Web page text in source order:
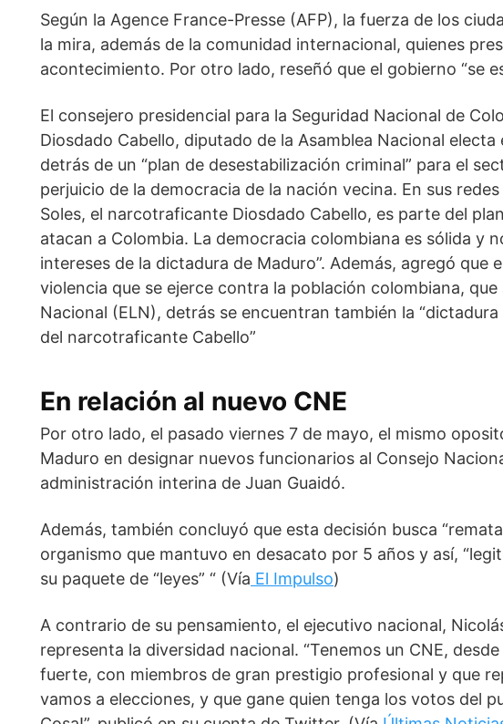
Según la Agence France-Presse (AFP), la fuerza de los
la mira, además de la comunidad internacional, quienes
acontecimiento. Por otro lado, reseñó que el gobierno “se
El consejero presidencial para la Seguridad Nacional de
Diosdado Cabello, diputado de la Asamblea Nacional
detrás de un “plan de desestabilización criminal” para el
perjuicio de la democracia de la nación vecina. En sus
Soles, el narcotraficante Diosdado Cabello, es parte del
atacan a Colombia. La democracia colombiana es sólida y
intereses de la dictadura de Maduro”. Además, agregó
violencia que se ejerce contra la población colombiana,
Nacional (ELN), detrás se encuentran también la
del narcotraficante Cabello”
En relación al nuevo CNE
Por otro lado, el pasado viernes 7 de mayo, el mismo
Maduro en designar nuevos funcionarios al Consejo
administración interina de Juan Guaidó.
Además, también concluyó que esta decisión busca
organismo que mantuvo en desacato por 5 años y así,
su paquete de “leyes” “ (Vía El Impulso)
A contrario de su pensamiento, el ejecutivo nacional,
representa la diversidad nacional. “Tenemos un CNE,
fuerte, con miembros de gran prestigio profesional y que
vamos a elecciones, y que gane quien tenga los votos del